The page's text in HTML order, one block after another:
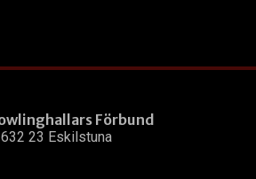
Förbund
23 Eskilstuna